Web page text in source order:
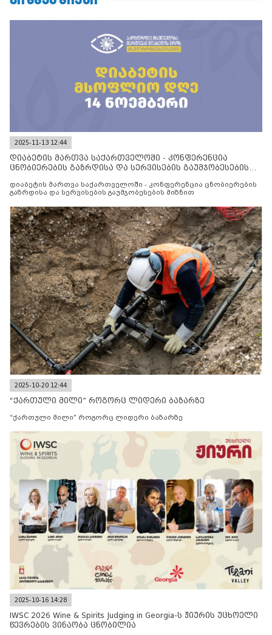
2025-11-13 12:44
დიაბეტის მართვა საქართველოში - კონფერენცია
ცნობიერების გაზრდისა და სერვისების გაუმჯობესების
დიაბეტის მართვა საქართველოში - კონფერენცია ცნობიერების
გაზრდისა და სერვისების გაუმჯობესების მიზნით
2025-10-20 12:44
“ქართული მილი” როგორც ლიდერი ბაზარზე
“ქართული მილი” როგორც ლიდერი ბაზარზე
2025-10-16 14:28
IWSC 2026 Wine & Spirits Judging in Georgia-ს ჟიურის უცხოელი
წევრების ვინაობა ცნობილია